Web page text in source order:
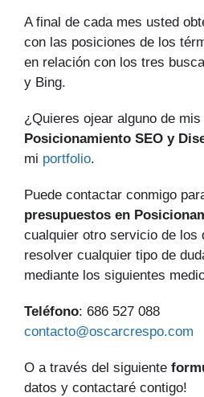
A final de cada mes usted
con las posiciones de los
en relación con los tres
y Bing.
¿Quieres ojear alguno de mis
Posicionamiento SEO y
mi portfolio.
Puede contactar conmigo
presupuestos en
cualquier otro servicio de los
resolver cualquier tipo de
mediante los siguientes
Teléfono: 686 527
contacto@oscarcrespo.com
O a través del siguiente
datos y contactaré contigo!